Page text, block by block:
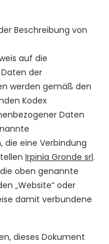
Beschreibung von
auf die
der
werden gemäß den
Kodex
Daten
die eine Verbindung
Irpinia Gronde srl.
oben genannte
„Website“ oder
damit verbundene
dieses Dokument